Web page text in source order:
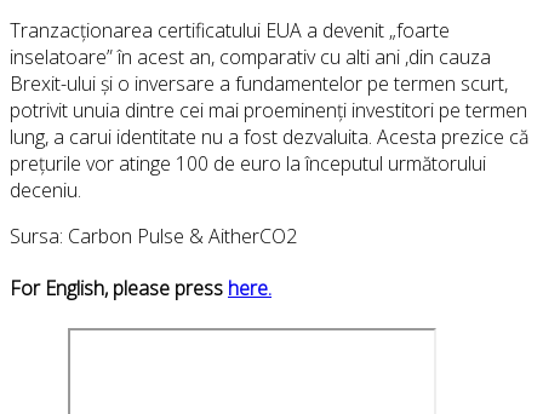
Tranzacționarea certificatului EUA a devenit „foarte
inselatoare” în acest an, comparativ cu alti ani ,din cauza
Brexit-ului și o inversare a fundamentelor pe termen scurt,
potrivit unuia dintre cei mai proeminenți investitori pe termen
lung, a carui identitate nu a fost dezvaluita. Acesta prezice că
prețurile vor atinge 100 de euro la începutul următorului
deceniu.
Sursa: Carbon Pulse & AitherCO2
For English, please press here.